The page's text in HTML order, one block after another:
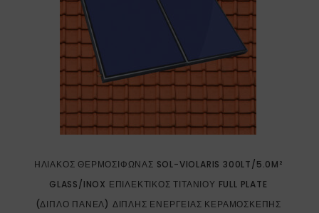
ΗΛΙΑΚΌΣ ΘΕΡΜΟΣΊΦΩΝΑΣ SOL-VIOLARIS 300LT/5.0M²
GLASS/INOX ΕΠΙΛΕΚΤΙΚΌΣ ΤΙΤΑΝΊΟΥ FULL PLATE
(ΔΙΠΛΌ ΠΆΝΕΛ) ΔΙΠΛΉΣ ΕΝΈΡΓΕΙΑΣ ΚΕΡΑΜΟΣΚΕΠΉΣ